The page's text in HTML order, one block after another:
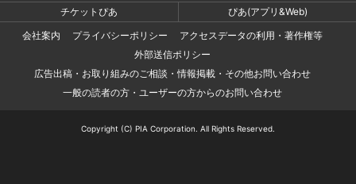
チケットぴあ
ぴあ(アプリ&Web)
会社案内
プライバシーポリシー
アクセスデータの利用・著作権等
外部送信ポリシー
広告出稿・お取り組みのご相談・情報掲載・その他お問い合わせ
一般の読者の方・ユーザーの方からのお問い合わせ
Copyright (C) PIA Corporation. All Rights Reserved.